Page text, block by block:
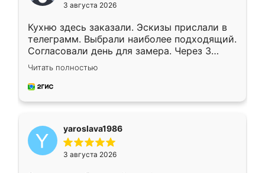
3 августа 2026
Кухню здесь заказали. Эскизы прислали в
телеграмм. Выбрали наиболее подходящий.
Согласовали день для замера. Через 3
недели кухня была уже готова. Остались
довольны работой. Спасибо Ренессанс
мебель за качественную работу!
Читать полностью
yaroslava1986
3 августа 2026